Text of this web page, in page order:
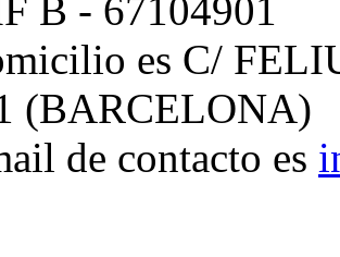
B - 67104901
es C/
(BARCELONA)
de contacto es